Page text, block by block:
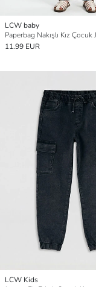
LCW baby
Paperbag Nakışlı Kız
11.99 EUR
LCW Kids